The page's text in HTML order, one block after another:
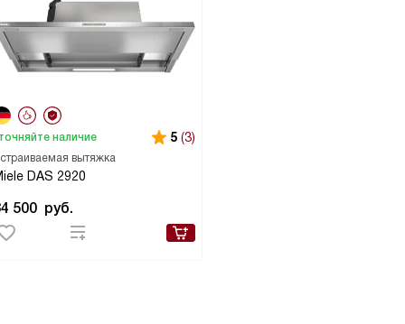
вытяжка
DAS 2920
наличие 5 (3)
500 руб.